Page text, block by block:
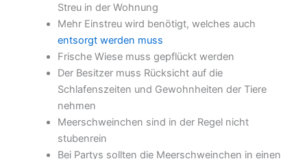
Streu in der Wohnung
Mehr Einstreu wird benötigt, welches auch
entsorgt werden muss
Frische Wiese muss gepflückt werden
Der Besitzer muss Rücksicht auf die
Schlafenszeiten und Gewohnheiten der Tiere
nehmen
Meerschweinchen sind in der Regel nicht
stubenrein
Bei Partys sollten die Meerschweinchen in einen